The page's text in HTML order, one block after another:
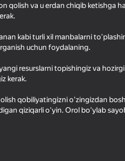
Boshlash
Oʻyin haqida
qolish va u erdan chiqib ketishga
kabi turli xil manbalarni
uchun foydalaning.
resurslarni topishingiz va
kerak.
qobiliyatingizni o'zingizdan
qiziqarli o'yin. Orol bo'ylab